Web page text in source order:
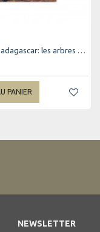
Baobab de madagascar: les arbres à l'envers
PANIER
NEWSLETTER